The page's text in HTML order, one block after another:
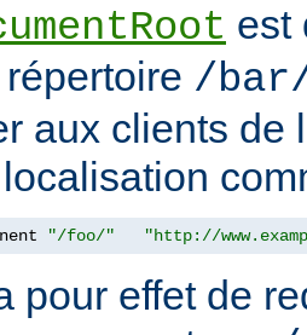
est
/
aux clients de
"/foo/" "http://
pour effet de